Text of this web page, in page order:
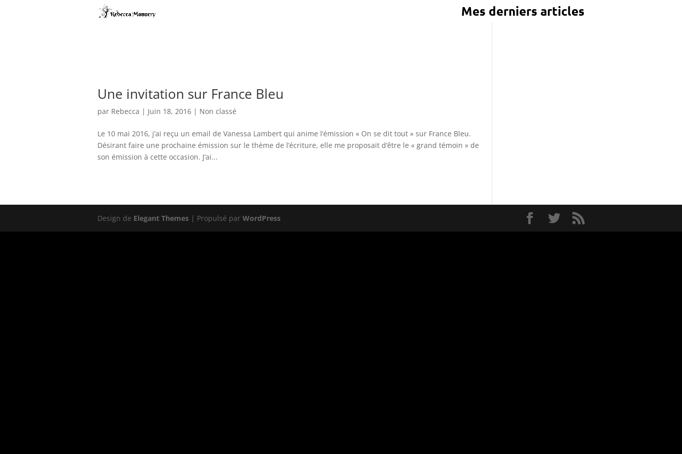
Mes derniers articles
Une invitation sur France Bleu
par Rebecca | Juin 18, 2016 | Non classé
Le 10 mai 2016, j’ai reçu un email de Vanessa Lambert qui anime l’émission « On se dit tout » sur France Bleu.
Désirant faire une prochaine émission sur le thème de l’écriture, elle me proposait d’être le « grand témoin » de
son émission à cette occasion. J’ai...
Design de Elegant Themes | Propulsé par WordPress